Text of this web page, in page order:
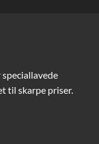
til skarpe priser.